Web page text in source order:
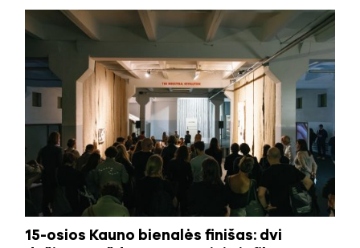
15-osios Kauno bienalės finišas: dvi